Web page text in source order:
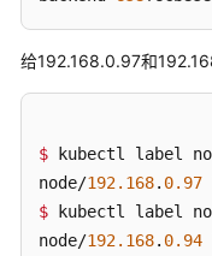
给192.168.0.97和
$ kubectl label
node/192.168. 0.97
$
kubectl label
node/192.168. 0.94